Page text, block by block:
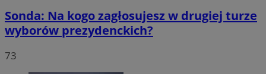
Sonda: Na kogo zagłosujesz w drugiej turze
wyborów prezydenckich?
73